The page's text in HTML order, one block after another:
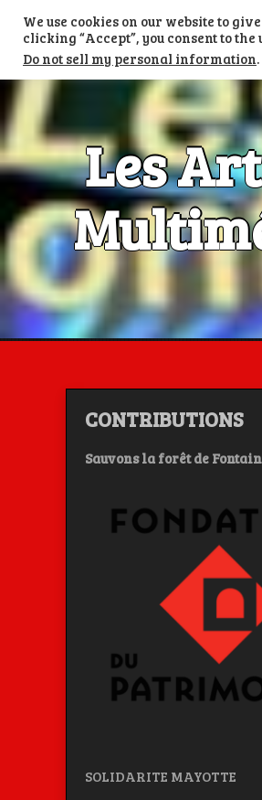
content
TV LES ARTISTES
Les
CONTRIBUTIONS
Sauvons la forêt de
SOLIDARITE MAYOTTE
We use cookies on our website to
clicking “Accept”, you consent to the
Do not sell my personal information.